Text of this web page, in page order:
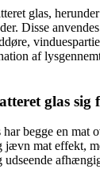
glas,
Disse
af
glas sig
begge en mat
jævn mat effekt,